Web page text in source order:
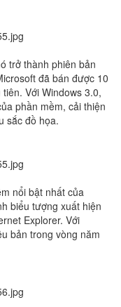
trở thành phiên bản
đã bán được 10
Với Windows 3.0,
phần mềm, cải thiện
sắc đồ họa.
nổi bật nhất của
biểu tượng xuất hiện
Explorer. Với
bản trong vòng năm